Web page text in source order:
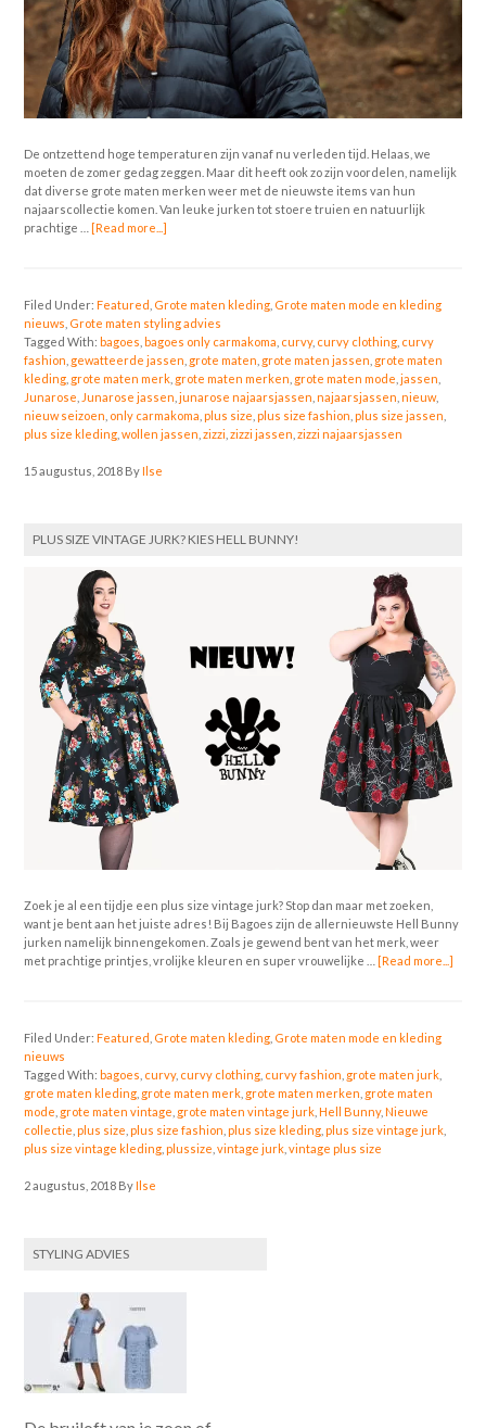
De ontzettend hoge temperaturen zijn vanaf nu verleden tijd. Helaas, we
moeten de zomer gedag zeggen. Maar dit heeft ook zo zijn voordelen, namelijk
dat diverse grote maten merken weer met de nieuwste items van hun
najaarscollectie komen. Van leuke jurken tot stoere truien en natuurlijk
prachtige …[Read more...]
Filed Under:Featured Grote maten kleding Grote maten mode en kleding
nieuws Grote maten styling advies
Tagged With:bagoes ,bagoes only carmakoma curvy, curvy clothing curvy
fashion gewatteerde jassen grote maten grote maten jassen grote maten
kleding grote maten merk grote maten merken grote maten mode ,jassen
Junarose Junarose jassen ,junarose najaarsjassen ,najaarsjassen ,nieuw,
nieuw seizoen only carmakoma ,plus size ,plus size fashion ,plus size jassen
plus size kleding ,wollen jassen ,zizzi ,zizzi jassen ,zizzi najaarsjassen
15 augustus, 2018 ByIlse
PLUS SIZE VINTAGE JURK? KIES HELL BUNNY!
Zoek je al een tijdje een plus size vintage jurk? Stop dan maar met zoeken,
want je bent aan het juiste adres! Bij Bagoes zijn de allernieuwste Hell Bunny
jurken namelijk binnengekomen. Zoals je gewend bent van het merk, weer
met prachtige printjes, vrolijke kleuren en super vrouwelijke …[Read more...]
Filed Under:Featured Grote maten kleding Grote maten mode en kleding
nieuws
Tagged With:bagoes curvy, curvy clothing curvy fashion grote maten jurk
grote maten kleding grote maten merk grote maten merken grote maten
mode grote maten vintage grote maten vintage jurk ,Hell Bunny,Nieuwe
collectie ,plus size ,plus size fashion ,plus size kleding ,plus size vintage jurk
plus size vintage kleding ,plussize ,vintage jurk ,vintage plus size
2 augustus, 2018 ByIlse
STYLING ADVIES